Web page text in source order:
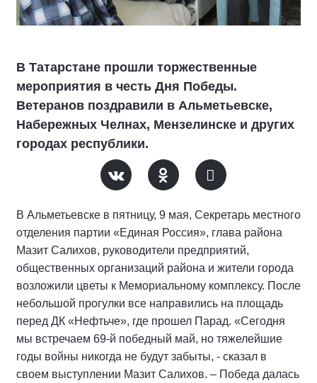
В Татарстане прошли торжественные
мероприятия в честь Дня Победы.
Ветеранов поздравили в Альметьевске,
Набережных Челнах, Мензелинске и других
городах республики.
В Альметьевске в пятницу, 9 мая, Секретарь местного
отделения партии «Единая Россия», глава района
Мазит Салихов, руководители предприятий,
общественных организаций района и жители города
возложили цветы к Мемориальному комплексу. После
небольшой прогулки все направились на площадь
перед ДК «Нефтьче», где прошел Парад. «Сегодня
мы встречаем 69-й победный май, но тяжелейшие
годы войны никогда не будут забыты, - сказал в
своем выступлении Мазит Салихов. – Победа далась